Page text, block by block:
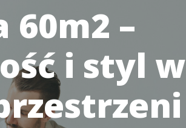
60m2 –
i styl w